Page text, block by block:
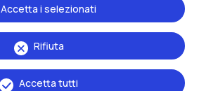
Rifiuta
Accetta i selezionati
Accetta tutti